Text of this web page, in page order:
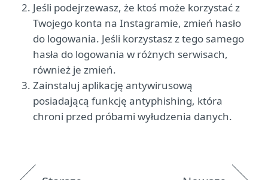
Jeśli podejrzewasz, że ktoś może korzystać z
Twojego konta na Instagramie, zmień hasło
do logowania. Jeśli korzystasz z tego samego
hasła do logowania w różnych serwisach,
również je zmień.
Zainstaluj aplikację antywirusową
posiadającą funkcję antyphishing, która
chroni przed próbami wyłudzenia danych.